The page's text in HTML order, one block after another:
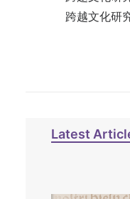
跨越文化研
Latest